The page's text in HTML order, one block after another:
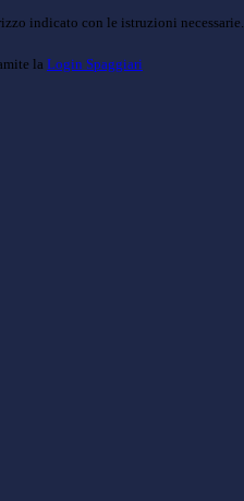
indicato con le istruzioni necessarie.
la Login Spaggiari